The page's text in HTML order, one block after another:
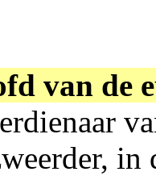
van de